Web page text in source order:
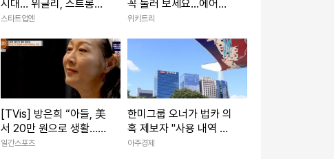
시대… 위글리, 스트롱벤
처스 시드 투자 유치
스타트업엔
꼭 눌러 보세요...에어컨
수명이 늘어납니다
위키트리
[TVis] 방은희 “아들, 美
서 20만 원으로 생활…
자투리 고기 먹는다고”
일간스포츠
한미그룹 오너가 법카 의
혹 제보자 "사용 내역 전
수 조사해야"… 신동국 회
아주경제